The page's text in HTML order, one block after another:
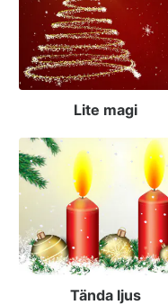
Lite magi
Tända ljus